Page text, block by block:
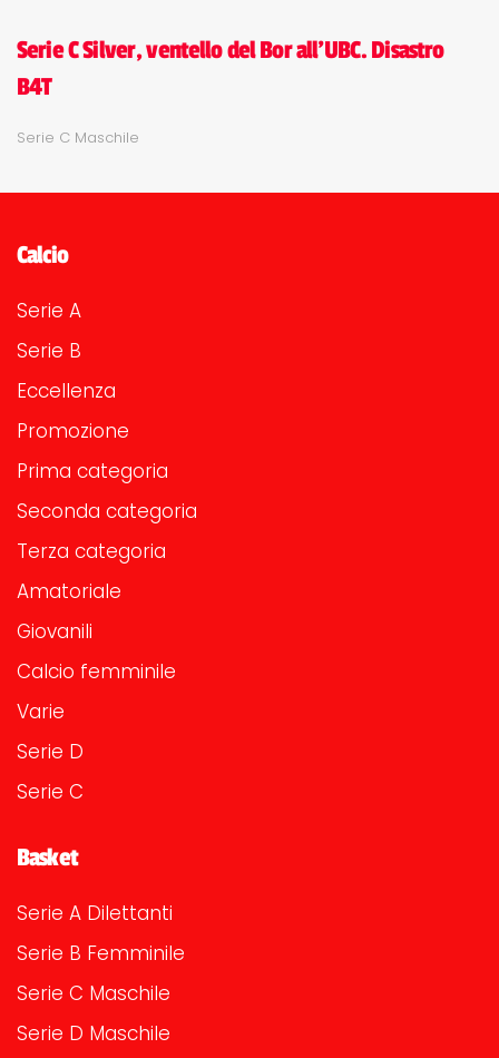
Serie C Silver, ventello del Bor all'UBC. Disastro
B4T
Serie C Maschile
Calcio
Serie A
Serie B
Eccellenza
Promozione
Prima categoria
Seconda categoria
Terza categoria
Amatoriale
Giovanili
Calcio femminile
Varie
Serie D
Serie C
Basket
Serie A Dilettanti
Serie B Femminile
Serie C Maschile
Serie D Maschile